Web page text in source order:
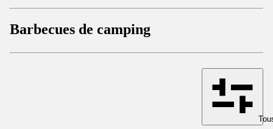
Barbecues de camping